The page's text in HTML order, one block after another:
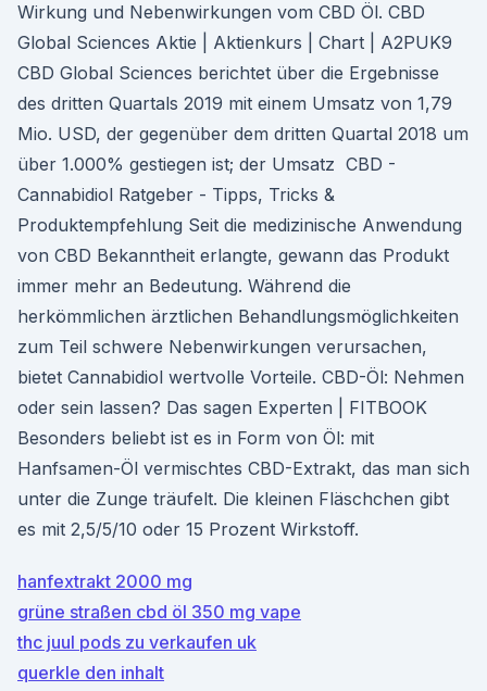
Wirkung und Nebenwirkungen vom CBD Öl. CBD
Global Sciences Aktie | Aktienkurs | Chart | A2PUK9
CBD Global Sciences berichtet über die Ergebnisse
des dritten Quartals 2019 mit einem Umsatz von 1,79
Mio. USD, der gegenüber dem dritten Quartal 2018 um
über 1.000% gestiegen ist; der Umsatz ️ CBD -
Cannabidiol Ratgeber - Tipps, Tricks &
Produktempfehlung Seit die medizinische Anwendung
von CBD Bekanntheit erlangte, gewann das Produkt
immer mehr an Bedeutung. Während die
herkömmlichen ärztlichen Behandlungsmöglichkeiten
zum Teil schwere Nebenwirkungen verursachen,
bietet Cannabidiol wertvolle Vorteile. CBD-Öl: Nehmen
oder sein lassen? Das sagen Experten | FITBOOK
Besonders beliebt ist es in Form von Öl: mit
Hanfsamen-Öl vermischtes CBD-Extrakt, das man sich
unter die Zunge träufelt. Die kleinen Fläschchen gibt
es mit 2,5/5/10 oder 15 Prozent Wirkstoff.
hanfextrakt 2000 mg
grüne straßen cbd öl 350 mg vape
thc juul pods zu verkaufen uk
querkle den inhalt